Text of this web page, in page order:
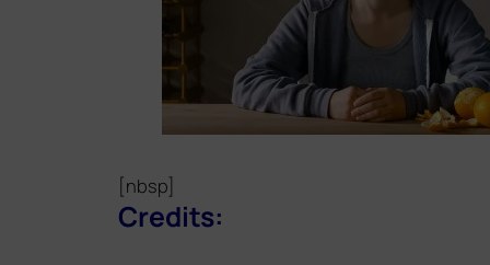
[nbsp]
Credits: